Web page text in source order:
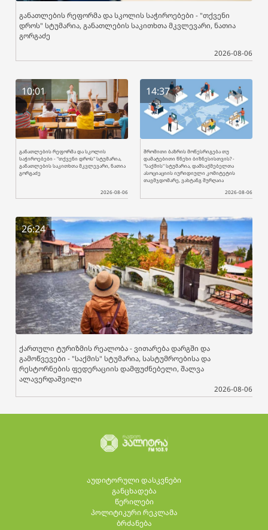
განათლების რეფორმა და სკოლის საჭიროებები - "თქვენი
დროს" სტუმარია, განათლების საკითხთა მკვლევარი, ნათია
გორგაძე
2026-08-06
10:01
განათლების რეფორმა და სკოლის
საჭიროებები - "თქვენი დროს" სტუმარია,
განათლების საკითხთა მკვლევარი, ნათია
გორგაძე
2026-08-06
14:37
შრომითი ბაზრის მოწესრიგება თუ
დამატებითი წნეხი ბიზნესისთვის? -
"საქმის" სტუმარია, დამსაქმებელთა
ასოციაციის იურიდიული კომიტეტის
თავმჯდომარე, ვახტანგ შურღაია
2026-08-06
26:24
ქართული ტურიზმის რეალობა - ვითარება დარგში და
გამოწვევები - "საქმის" სტუმარია, სასტუმროებისა და
რესტორნების ფედერაციის დამფუძნებელი, შალვა
ალავერდაშვილი
2026-08-06
აუდიტორული დასკვნები
განცხადება
წერილები
პოლიტიკური რეკლამა
ბრძანება